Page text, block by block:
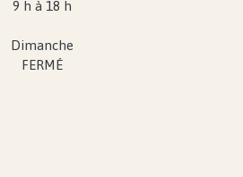
9 h à 18 h
Dimanche
FERMÉ